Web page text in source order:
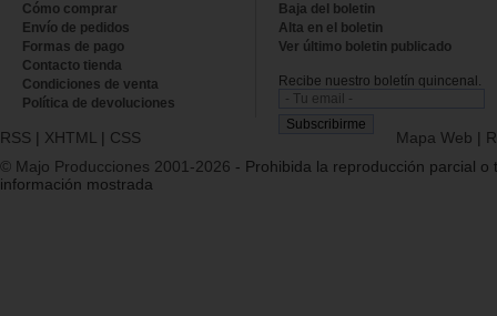
Cómo comprar
Envío de pedidos
Formas de pago
Contacto tienda
Condiciones de venta
Política de devoluciones
Baja del boletin
Alta en el boletin
Ver último boletin publicado
Recibe nuestro boletín quincenal.
RSS | XHTML | CSS Mapa Web |
© Majo Producciones 2001-2026 - Prohibida la reproducción parcial o
información mostrada